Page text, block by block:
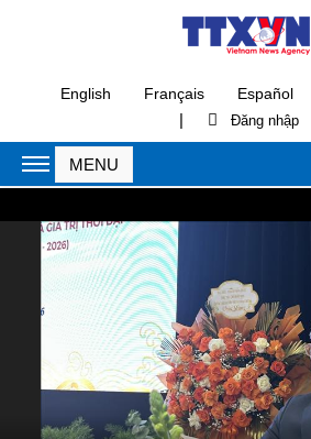
English Français Español
|